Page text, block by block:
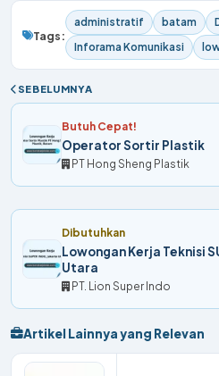
Tags:
administratif batam
Inforama Komunikasi
SEBELUMNYA
Butuh Cepat!
Operator Sortir Plastik
PT Hong Sheng Plastik
Dibutuhkan
Lowongan Kerja Teknisi
Utara
PT. Lion Super Indo
Artikel Lainnya yang Relevan